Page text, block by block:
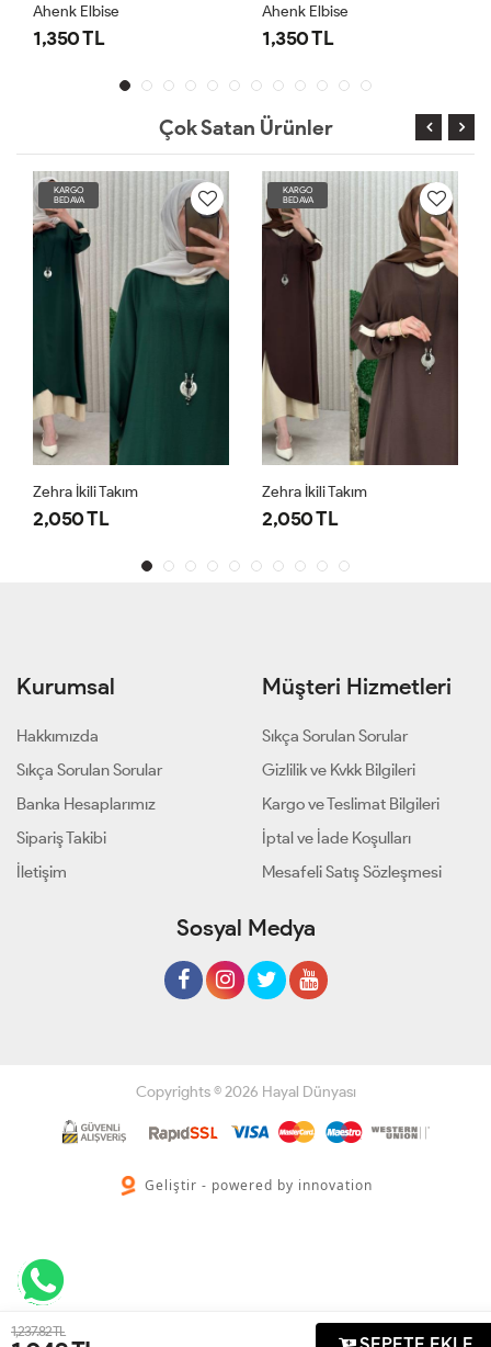
1,237.82 TL
Ahenk Elbise
1,350 TL
Ahenk Elbise
1,350 TL
Çok Satan Ürünler
KARGO
BEDAVA
Zehra İkili Takım
2,050 TL
KARGO
BEDAVA
Zehra İkili Takım
2,050 TL
Kurumsal
Hakkımızda
Sıkça Sorulan Sorular
Banka Hesaplarımız
Sipariş Takibi
İletişim
Müşteri Hizmetleri
Sıkça Sorulan Sorular
Gizlilik ve Kvkk Bilgileri
Kargo ve Teslimat Bilgileri
İptal ve İade Koşulları
Mesafeli Satış Sözleşmesi
Sosyal Medya
Copyrights © 2026 Hayal Dünyası
Geliştir - powered by innovation